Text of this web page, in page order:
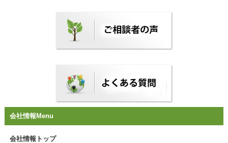
会社情報Menu
会社情報トップ